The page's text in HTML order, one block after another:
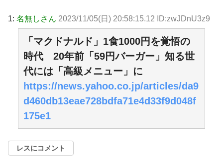
1: 名無しさん 2023/11/05(日) 20:58:15.12 ID:zwJDnU3z9
「マクドナルド」1食1000円を覚悟の
時代 20年前「59円バーガー」知る世
代には「高級メニュー」に
https://news.yahoo.co.jp/articles/da9
d460db13eae728bdfa71e4d33f9d048f
175e1
レスにコメント